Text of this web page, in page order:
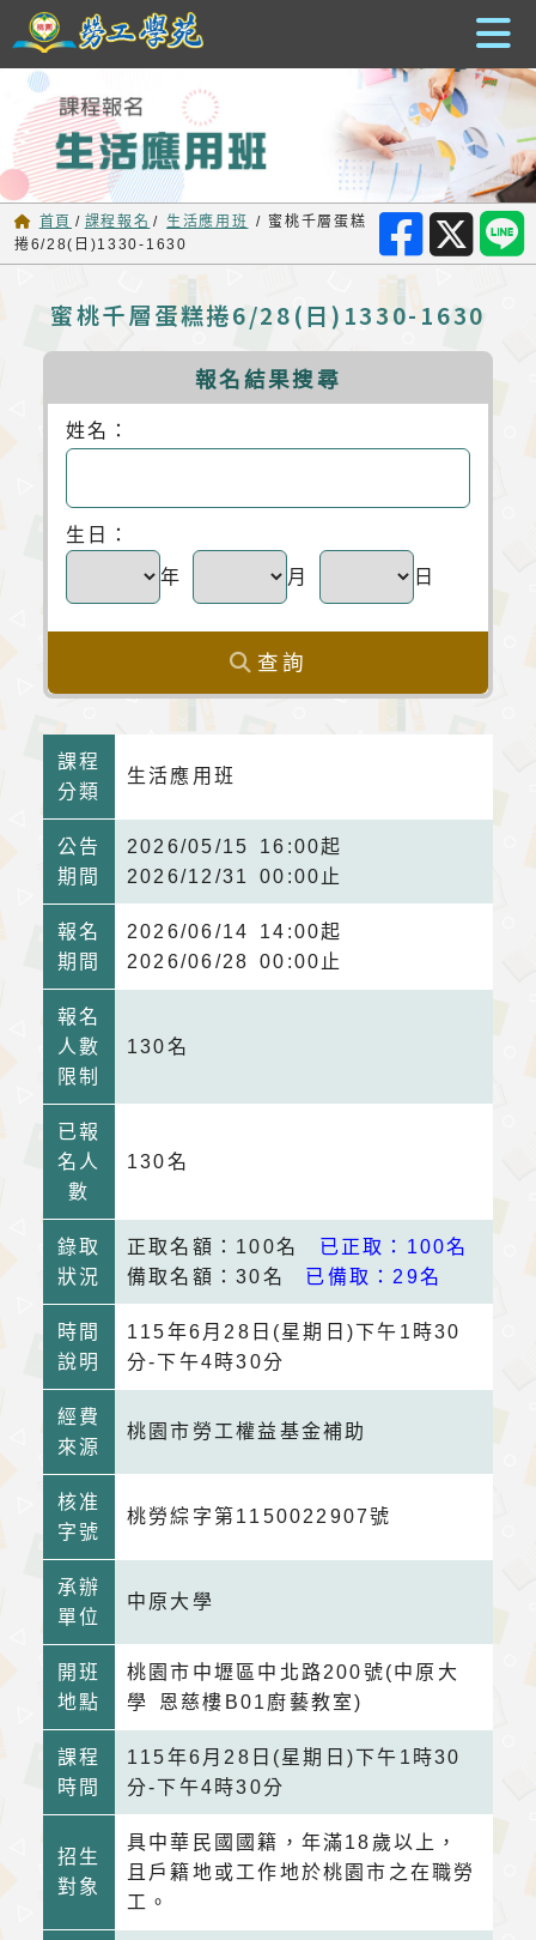
跳到主要內容
首頁 / 課程報名 / 生活應用班 / 蜜桃千層蛋糕
捲6/28(日)1330-1630
蜜桃千層蛋糕捲6/28(日)1330-1630
報名結果搜尋
姓名：
生日：
年 月 日
查詢
課程
分類
生活應用班
公告
期間
2026/05/15 16:00起
2026/12/31 00:00止
報名
期間
2026/06/14 14:00起
2026/06/28 00:00止
報名
人數
限制
130名
已報
名人
數
130名
錄取
狀況
正取名額：100名 已正取：100名
備取名額：30名 已備取：29名
時間
說明
115年6月28日(星期日)下午1時30
分-下午4時30分
經費
來源
桃園市勞工權益基金補助
核准
字號
桃勞綜字第1150022907號
承辦
單位
中原大學
開班
地點
桃園市中壢區中北路200號(中原大
學 恩慈樓B01廚藝教室)
課程
時間
115年6月28日(星期日)下午1時30
分-下午4時30分
招生
對象
具中華民國國籍，年滿18歲以上，
且戶籍地或工作地於桃園市之在職勞
工。